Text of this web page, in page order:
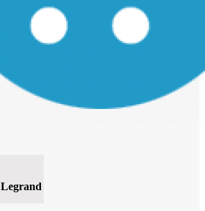
Legrand